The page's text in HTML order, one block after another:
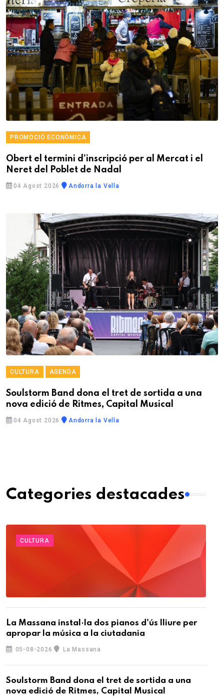
PROMOCIÓ ECONÒMICA
Obert el termini d’inscripció per al Mercat i el
Neret del Poblet de Nadal
04 Agost 2026 Andorra la Vella
CULTURA AGENDA
Soulstorm Band dona el tret de sortida a una
nova edició de Ritmes, Capital Musical
04 Agost 2026 Andorra la Vella
Categories destacades
CULTURA
La Massana instal·la dos pianos d'ús lliure per
apropar la música a la ciutadania
05-08-2026 La Massana
Soulstorm Band dona el tret de sortida a una
nova edició de Ritmes, Capital Musical